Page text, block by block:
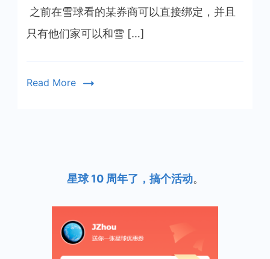
​ 之前在雪球看的某券商可以直接绑定，并且
只有他们家可以和雪 […]
Read More
星球 10 周年了，搞个活动。